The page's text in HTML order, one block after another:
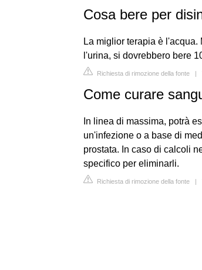
Cosa bere per
La miglior terapia è
l'urina, si dovrebbero bere
Richiesta di rimozione della fonte |
Come curare
In linea di massima, potrà
un'infezione o a base di
prostata. In caso di calcoli
specifico per eliminarli.
Richiesta di rimozione della fonte |